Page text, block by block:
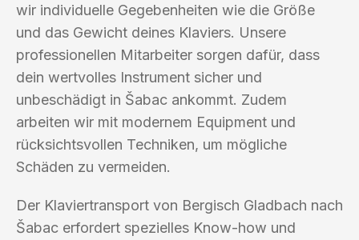
wir individuelle Gegebenheiten wie die Größe
und das Gewicht deines Klaviers. Unsere
professionellen Mitarbeiter sorgen dafür, dass
dein wertvolles Instrument sicher und
unbeschädigt in Šabac ankommt. Zudem
arbeiten wir mit modernem Equipment und
rücksichtsvollen Techniken, um mögliche
Schäden zu vermeiden.
Der Klaviertransport von Bergisch Gladbach nach
Šabac erfordert spezielles Know-how und